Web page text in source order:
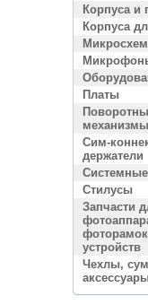
Корпуса и
Корпуса
Платы
механизмы
Сим-
держатели
Стилусы
Запчасти
устройств
Чехлы,